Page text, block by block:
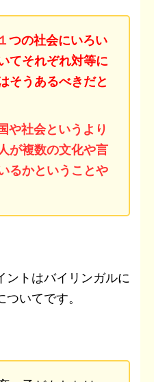
１つの社会にいろい
てそれぞれ対等に
そうあるべきだと
や社会というより
が複数の文化や言
るかということや
ントはバイリンガルに
いてです。